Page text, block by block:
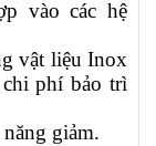
vào các hệ
vật liệu Inox
phí bảo trì
giảm.